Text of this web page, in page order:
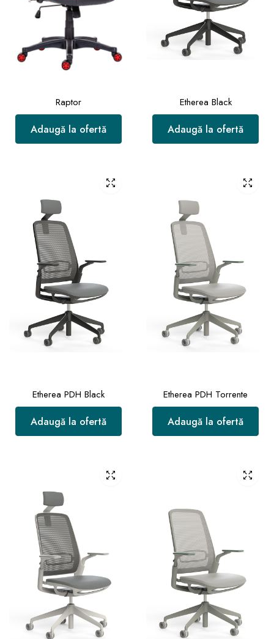
Raptor
Adaugă la ofertă
Etherea Black
Adaugă la ofertă
Etherea PDH Black
Adaugă la ofertă
Etherea PDH Torrente
Adaugă la ofertă